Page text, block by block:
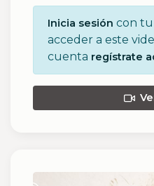
Inicia sesión con
acceder a este
cuenta regístrate